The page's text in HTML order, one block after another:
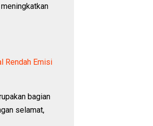
Rendah Emisi
bagian
selamat,